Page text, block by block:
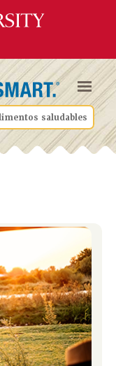
saludables